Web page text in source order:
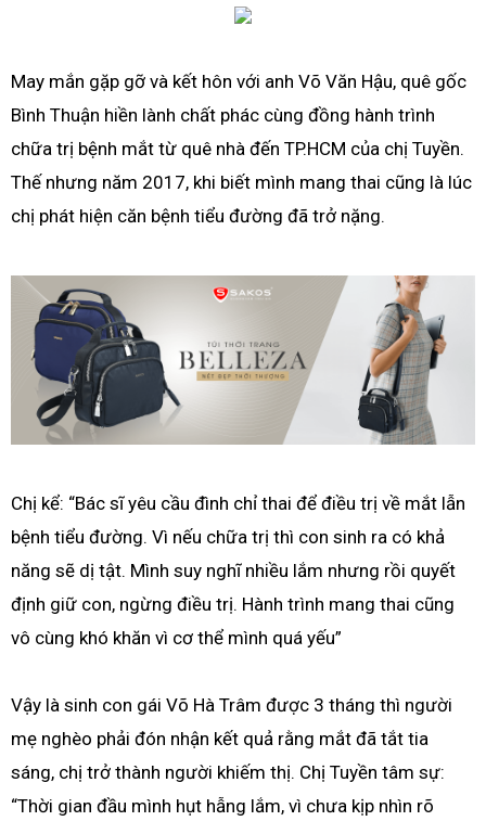
May mắn gặp gỡ và kết hôn với anh Võ Văn Hậu, quê gốc
Bình Thuận hiền lành chất phác cùng đồng hành trình
chữa trị bệnh mắt từ quê nhà đến TP.HCM của chị Tuyền.
Thế nhưng năm 2017, khi biết mình mang thai cũng là lúc
chị phát hiện căn bệnh tiểu đường đã trở nặng.
Chị kể: “Bác sĩ yêu cầu đình chỉ thai để điều trị về mắt lẫn
bệnh tiểu đường. Vì nếu chữa trị thì con sinh ra có khả
năng sẽ dị tật. Mình suy nghĩ nhiều lắm nhưng rồi quyết
định giữ con, ngừng điều trị. Hành trình mang thai cũng
vô cùng khó khăn vì cơ thể mình quá yếu”
Vậy là sinh con gái Võ Hà Trâm được 3 tháng thì người
mẹ nghèo phải đón nhận kết quả rằng mắt đã tắt tia
sáng, chị trở thành người khiếm thị. Chị Tuyền tâm sự:
“Thời gian đầu mình hụt hẫng lắm, vì chưa kịp nhìn rõ